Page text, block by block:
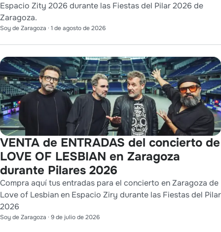
Espacio Zity 2026 durante las Fiestas del Pilar 2026 de
Zaragoza.
Soy de Zaragoza · 1 de agosto de 2026
VENTA de ENTRADAS del concierto de
LOVE OF LESBIAN en Zaragoza
durante Pilares 2026
Compra aquí tus entradas para el concierto en Zaragoza de
Love of Lesbian en Espacio Ziry durante las Fiestas del Pilar
2026
Soy de Zaragoza · 9 de julio de 2026